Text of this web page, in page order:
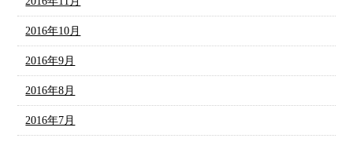
2016年10月
2016年9月
2016年8月
2016年7月